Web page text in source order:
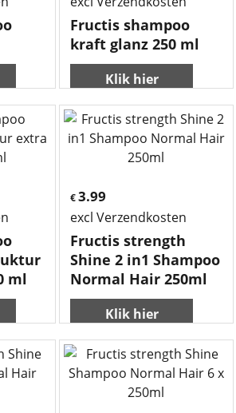
Fructis shampoo
kraft glanz 250 ml
Klik hier
ml
€3.99
excl Verzendkosten
Fructis strength
Shine 2 in1 Shampoo
Normal Hair 250ml
Klik hier